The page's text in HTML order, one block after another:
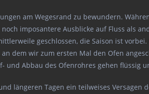
am Wegesrand zu bewundern.
imposantere Ausblicke auf Fluss als
geschlossen, die Saison ist
dem wir zum ersten Mal den Ofen
und Abbau des Ofenrohres gehen flüssig
längeren Tagen ein teilweises Versagen